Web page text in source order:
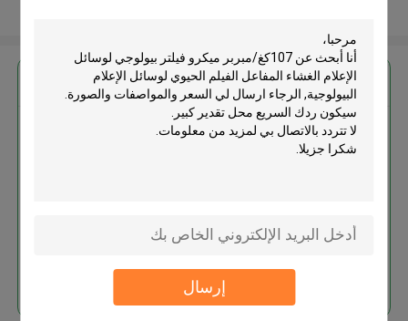
إرسال
احصل على افضل سعر ل
107كغ/مبربر ميكرو فيلتر بيولوجي
استمر